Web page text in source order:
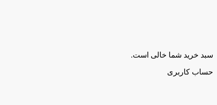
سبد خرید شما خالی است.
حساب کاربری